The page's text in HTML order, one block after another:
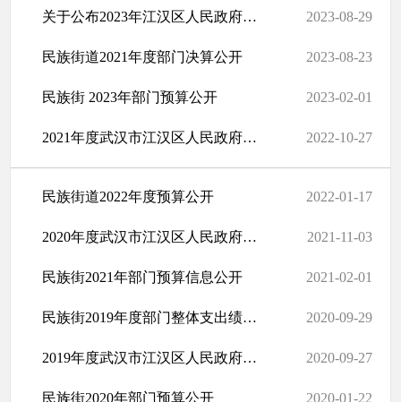
关于公布2023年江汉区人民政府民族街道办事处政府购买服务指导性目... 2023-08-29
民族街道2021年度部门决算公开 2023-08-23
民族街 2023年部门预算公开 2023-02-01
2021年度武汉市江汉区人民政府民族街道办事处部门决算公开 2022-10-27
民族街道2022年度预算公开 2022-01-17
2020年度武汉市江汉区人民政府民族街道办事处部门决算 2021-11-03
民族街2021年部门预算信息公开 2021-02-01
民族街2019年度部门整体支出绩效自评表 2020-09-29
2019年度武汉市江汉区人民政府民族街办事处部门决算 2020-09-27
民族街2020年部门预算公开 2020-01-22